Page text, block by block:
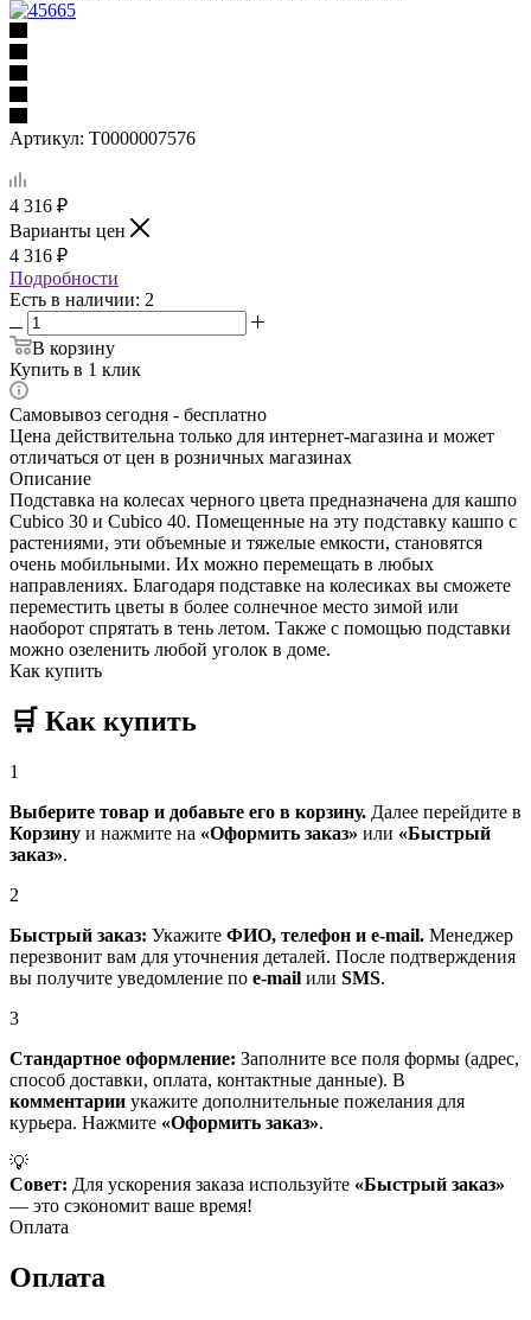
Артикул: Т0000007576
4 316 ₽
Варианты цен
4 316 ₽
Подробности
Есть в наличии: 2
В корзину
Купить в 1 клик
Самовывоз сегодня - бесплатно
Цена действительна только для интернет-магазина и может
отличаться от цен в розничных магазинах
Описание
Подставка на колесах черного цвета предназначена для кашпо
Cubico 30 и Cubico 40. Помещенные на эту подставку кашпо с
растениями, эти объемные и тяжелые емкости, становятся
очень мобильными. Их можно перемещать в любых
направлениях. Благодаря подставке на колесиках вы сможете
переместить цветы в более солнечное место зимой или
наоборот спрятать в тень летом. Также с помощью подставки
можно озеленить любой уголок в доме.
Как купить
🛒 Как купить
1
Выберите товар и добавьте его в корзину. Далее перейдите в
Корзину и нажмите на «Оформить заказ» или «Быстрый
заказ».
2
Быстрый заказ: Укажите ФИО, телефон и e-mail. Менеджер
перезвонит вам для уточнения деталей. После подтверждения
вы получите уведомление по e-mail или SMS.
3
Стандартное оформление: Заполните все поля формы (адрес,
способ доставки, оплата, контактные данные). В
комментарии укажите дополнительные пожелания для
курьера. Нажмите «Оформить заказ».
💡
Совет: Для ускорения заказа используйте «Быстрый заказ»
— это сэкономит ваше время!
Оплата
Оплата